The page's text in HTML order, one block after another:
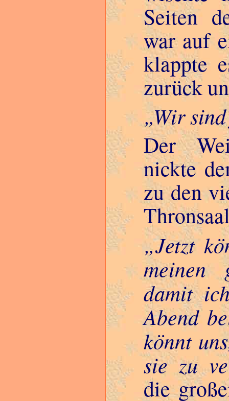
Seiten
war auf
klappte
zurück
Wir
Der
nickte
zu den
Jetzt
meinen
damit
Abend
könnt
sie zu
die